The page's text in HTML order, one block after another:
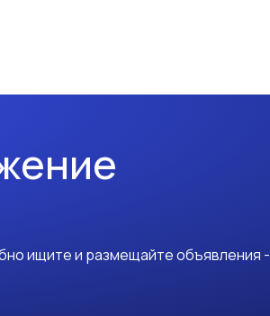
ищите и размещайте объявления -